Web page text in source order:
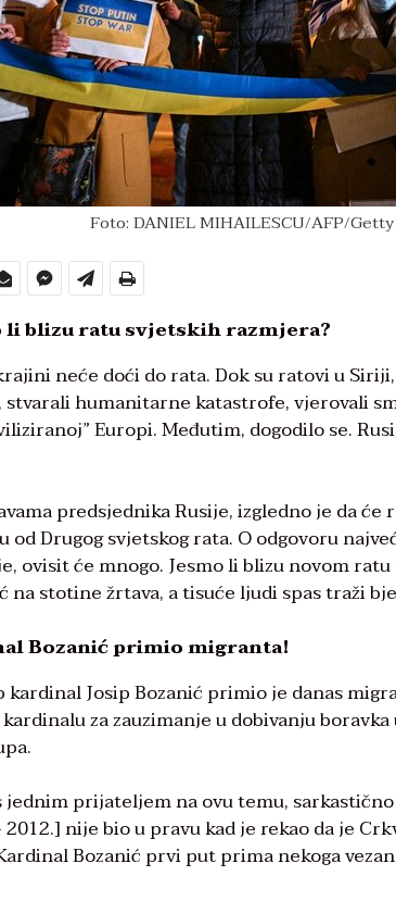
Foto: DANIEL MIHAILESCU/AFP/
li blizu ratu svjetskih razmjera?
neće doći do rata. Dok su ratovi u
humanitarne katastrofe, vjerovali
Europi. Međutim, dogodilo se.
predsjednika Rusije, izgledno je da
Drugog svjetskog rata. O odgovoru
ovisit će mnogo. Jesmo li blizu novom
stotine žrtava, a tisuće ljudi spas traži
Bozanić primio migranta!
Josip Bozanić primio je danas
za zauzimanje u dobivanju
jednim prijateljem na ovu temu,
nije bio u pravu kad je rekao da je
Bozanić prvi put prima nekoga